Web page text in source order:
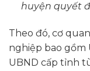
huyện quyết
Theo đó, cơ
nghiệp bao gồm
UBND cấp tỉnh